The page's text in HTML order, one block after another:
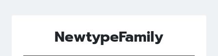
NewtypeFamily